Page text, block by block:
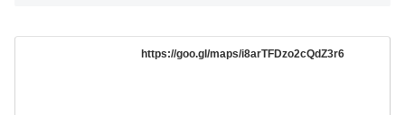
https://goo.gl/maps/i8arTFDzo2cQdZ3r6